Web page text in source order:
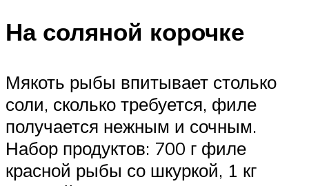
На соляной корочке
Мякоть рыбы впитывает столько
соли, сколько требуется, филе
получается нежным и сочным.
Набор продуктов: 700 г филе
красной рыбы со шкуркой, 1 кг